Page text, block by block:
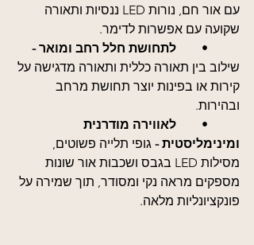
עם אור חם, נורות LED ננסיות ותאורה
שקועה עם אפשרות לדימר.
לתחושת חלל רחב ומואר -
שילוב בין תאורה כללית ותאורה מדגישה על
קירות או בפינות יוצר תחושת מרחב
ובהירות.
לאווירה מודרנית
ומינימליסטית - גופי תלייה פשוטים,
מסילות LED בגבס ושכבות אור שונות
מספקים מראה נקי ומסודר, תוך שמירה על
פונקציונליות מלאה.